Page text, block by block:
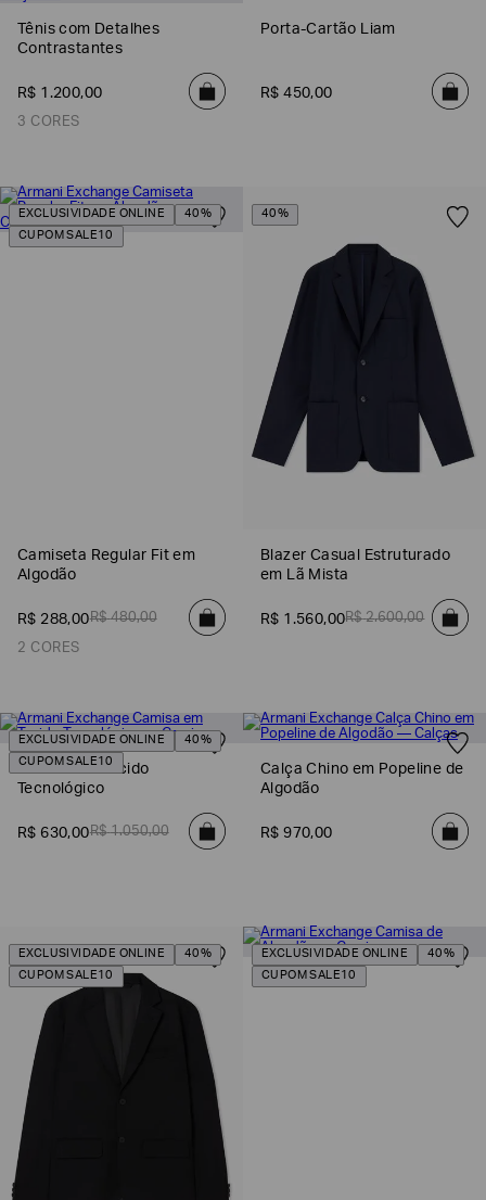
Tênis com Detalhes
Contrastantes
R$ 1 .200,00
3 CORES
Porta-Cartão Liam
R$ 450,00
EXCLUSIVIDADE ONLINE
40%
CUPOM SALE10
Camiseta Regular Fit em
Algodão
R$ 288,00R$ 480,00
2 CORES
40%
Blazer Casual Estruturado
em Lã Mista
R$ 1 .560,00R$ 2.600,00
EXCLUSIVIDADE ONLINE
40%
CUPOM SALE10
Camisa em Tecido
Tecnológico
R$ 630,00R$ 1.050,00
Calça Chino em Popeline de
Algodão
R$ 970,00
EXCLUSIVIDADE ONLINE
40%
CUPOM SALE10
EXCLUSIVIDADE ONLINE
40%
CUPOM SALE10
seguintes
Marcas
todos
Emporio
Armani